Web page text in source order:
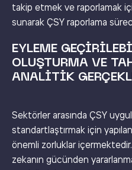
takip etmek ve raporlamak
sunarak ÇSY raporlama
EYLEME
OLUŞTURMA VE
ANALITIK
Sektörler arasında ÇSY
standartlaştırmak için
önemli zorluklar
zekanın gücünden